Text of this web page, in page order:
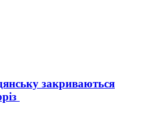
закриваються